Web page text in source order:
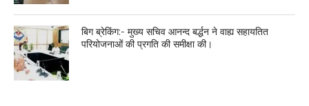
बिग ब्रेकिंग:- मुख्य सचिव आनन्द बर्द्धन ने वाह्य सहायतित
परियोजनाओं की प्रगति की समीक्षा की।